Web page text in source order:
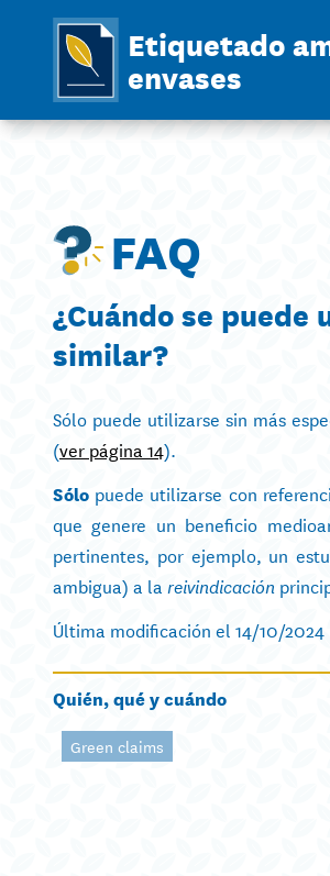
Etiquetado
envases
FAQ
¿Cuándo se
similar?
Sólo puede utilizarse sin más
(ver página 14).
Sólo puede utilizarse con
que genere un beneficio
pertinentes, por ejemplo, un
ambigua) a la reivindicación
Última modificación el 14/10/2024
Quién, qué y cuándo
Green claims